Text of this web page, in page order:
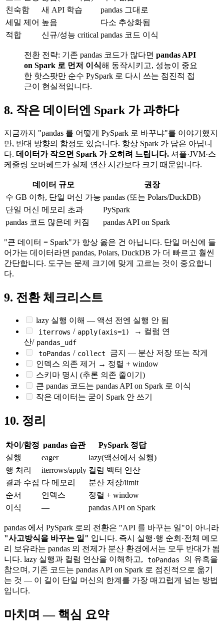
친숙함
새 API 학습
pandas 그대로
세밀 제어 높음
다소 추상화됨
적합
신규/성능 critical pandas 코드 이식
전환 전략: 기존 pandas 코드가 많다면 pandas API
on Spark 로 먼저 이식해 동작시키고, 성능이 중요
한 핫스팟만 순수 PySpark 로 다시 쓰는 점진적 접
근이 현실적입니다.
8. 작은 데이터엔 Spark 가 과하다
지금까지 "pandas 를 어떻게 PySpark 로 바꾸냐"를 이야기했지
만, 반대 방향의 함정도 있습니다. 항상 Spark 가 답은 아닙니
다. 데이터가 작으면 Spark 가 오히려 느립니다. 셔플·JVM·스
케줄링 오버헤드가 실제 연산 시간보다 크기 때문입니다.
데이터 규모
권장
수 GB 이하, 단일 머신 가능 pandas (또는 Polars/DuckDB)
단일 머신 메모리 초과
PySpark
pandas 코드 많은데 커짐
pandas API on Spark
"큰 데이터 = Spark"가 항상 옳은 건 아닙니다. 단일 머신에 들
어가는 데이터라면 pandas, Polars, DuckDB 가 더 빠르고 훨씬
간단합니다. 도구는 문제 크기에 맞게 고르는 것이 중요합니
다.
9. 전환 체크리스트
lazy 실행 이해 — 액션 전엔 실행 안 됨
iterrows / apply(axis=1)
→ 컬럼 연
산/ pandas_udf
toPandas / collect
금지 — 분산 저장 또는 작게
인덱스 의존 제거 → 정렬 + window
스키마 명시 (추론 의존 줄이기)
큰 pandas 코드는 pandas API on Spark 로 이식
작은 데이터는 굳이 Spark 안 쓰기
10. 정리
차이/함정 pandas 습관
PySpark 정답
실행
eager
lazy(액션에서 실행)
행 처리
iterrows/apply 컬럼 벡터 연산
결과 수집 다 메모리
분산 저장/limit
순서
인덱스
정렬 + window
이식
— pandas API on Spark
pandas 에서 PySpark 로의 전환은 "API 를 바꾸는 일"이 아니라
"사고방식을 바꾸는 일" 입니다. 즉시 실행·행 순회·전체 메모
리 보유라는 pandas 의 전제가 분산 환경에서는 모두 반대가 됩
니다. lazy 실행과 컬럼 연산을 이해하고,
toPandas
의 유혹을
참으며, 기존 코드는 pandas API on Spark 로 점진적으로 옮기
는 것 — 이 길이 단일 머신의 한계를 가장 매끄럽게 넘는 방법
입니다.
마치며 — 핵심 요약